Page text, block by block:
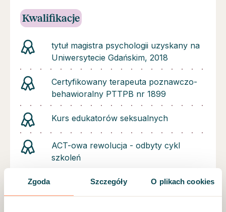
Zgoda Szczegóły O plikach cookies
Kwalifikacje
tytuł magistra psychologii uzyskany na
Uniwersytecie Gdańskim, 2018
Certyfikowany terapeuta poznawczo-
behawioralny PTTPB nr 1899
Kurs edukatorów seksualnych
ACT-owa rewolucja - odbyty cykl
szkoleń
szkolenie: Żałoba i strata - jak
skutecznie pomagać bliskim i klientom?